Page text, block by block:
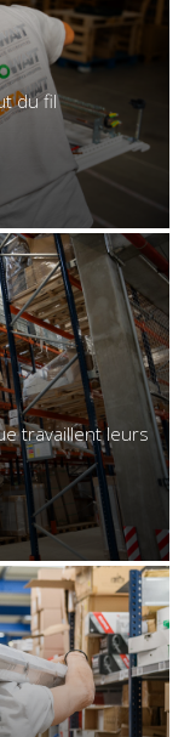
du fil
travaillent leurs